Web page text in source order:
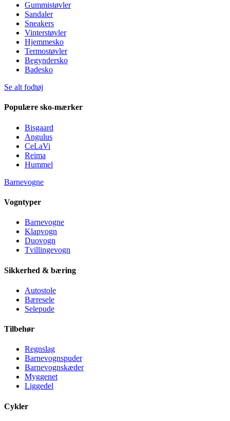
Gummistøvler
Sandaler
Sneakers
Vinterstøvler
Hjemmesko
Termostøvler
Begyndersko
Badesko
Se alt fodtøj
Populære sko-mærker
Bisgaard
Angulus
CeLaVi
Reima
Hummel
Barnevogne
Vogntyper
Barnevogne
Klapvogn
Duovogn
Tvillingevogn
Sikkerhed & bæring
Autostole
Bæresele
Selepude
Tilbehør
Regnslag
Barnevognspuder
Barnevognskæder
Myggenet
Liggedel
Cykler